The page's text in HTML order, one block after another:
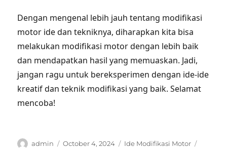
Dengan mengenal lebih jauh tentang modifikasi
motor ide dan tekniknya, diharapkan kita bisa
melakukan modifikasi motor dengan lebih baik
dan mendapatkan hasil yang memuaskan. Jadi,
jangan ragu untuk bereksperimen dengan ide-ide
kreatif dan teknik modifikasi yang baik. Selamat
mencoba!
Author
admin
Posted
October 4, 2024 Categories
Ide Modifikasi Motor